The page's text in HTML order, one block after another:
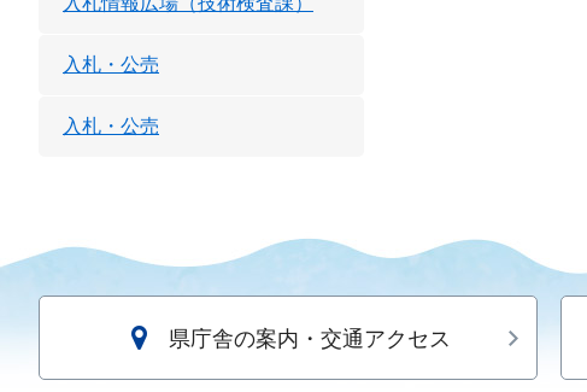
入札・公売
入札・公売
県庁舎の案内・交通アクセス